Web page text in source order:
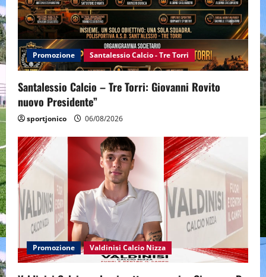
Promozione Santalessio Calcio - Tre Torri
Santalessio Calcio – Tre Torri: Giovanni Rovito
nuovo Presidente”
sportjonico 06/08/2026
Promozione Valdinisi Calcio Nizza